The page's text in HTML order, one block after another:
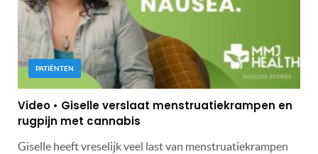
PATIËNTEN
Video • Giselle verslaat menstruatiekrampen en
rugpijn met cannabis
Giselle heeft vreselijk veel last van menstruatiekrampen